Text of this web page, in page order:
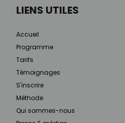
LIENS UTILES
Accueil
Programme
Tarifs
Témoignages
S'inscrire
Méthode
Qui sommes-nous